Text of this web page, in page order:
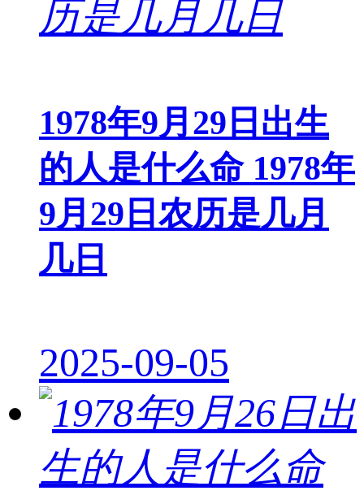
1978年9月29日出生
的人是什么命 1978年
9月29日农历是几月
几日
2025-09-05